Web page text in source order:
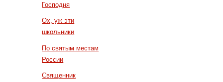
Господня
Ох, уж эти
школьники
По святым местам
России
Священник